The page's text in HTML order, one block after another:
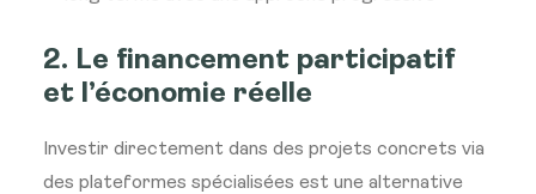
2. Le financement participatif
et l’économie réelle
Investir directement dans des projets concrets via
des plateformes spécialisées est une alternative